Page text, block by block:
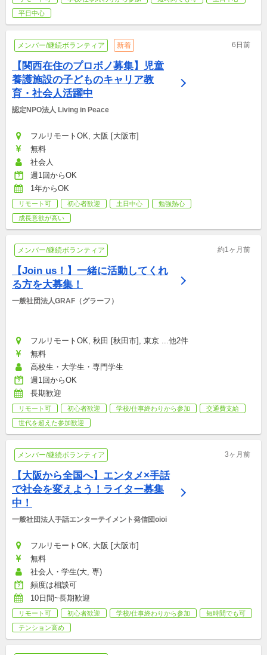
平日中心
メンバー/継続ボランティア 新着 6日前
【関西在住のプロボノ募集】児童
養護施設の子どものキャリア教
育・社会人活躍中
認定NPO法人 Living in Peace
フルリモートOK, 大阪 [大阪市]
無料
社会人
週1回からOK
1年からOK
リモート可 初心者歓迎 土日中心
勉強熱心
成長意欲が高い
メンバー/継続ボランティア 約1ヶ月前
【Join us！】一緒に活動してくれ
る方を大募集！
一般社団法人GRAF（グラーフ）
フルリモートOK, 秋田 [秋田市], 東京 ...他2件
無料
高校生・大学生・専門学生
週1回からOK
長期歓迎
リモート可 初心者歓迎 学校/仕事終わりから参加
交通費支給
世代を超えた参加歓迎
メンバー/継続ボランティア 3ヶ月前
【大阪から全国へ】エンタメ×手話
で社会を変えよう！ライター募集
中！
一般社団法人手話エンターテイメント発信団oioi
フルリモートOK, 大阪 [大阪市]
無料
社会人・学生(大, 専)
頻度は相談可
10日間~長期歓迎
リモート可 初心者歓迎 学校/仕事終わりから参加
短時間でも可
テンション高め